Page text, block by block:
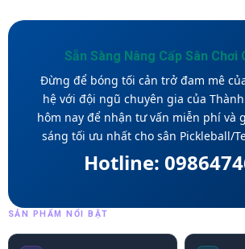
Sẵn Sàng Nâng Cấp Sân Chơi
Đừng để bóng tối cản trở đam mê
hệ với đội ngũ chuyên gia của
hôm nay để nhận tư vấn miễn phí và
sáng tối ưu nhất cho sân Pickleball/
Hotline:
SẢN PHẨM NỔI BẬT